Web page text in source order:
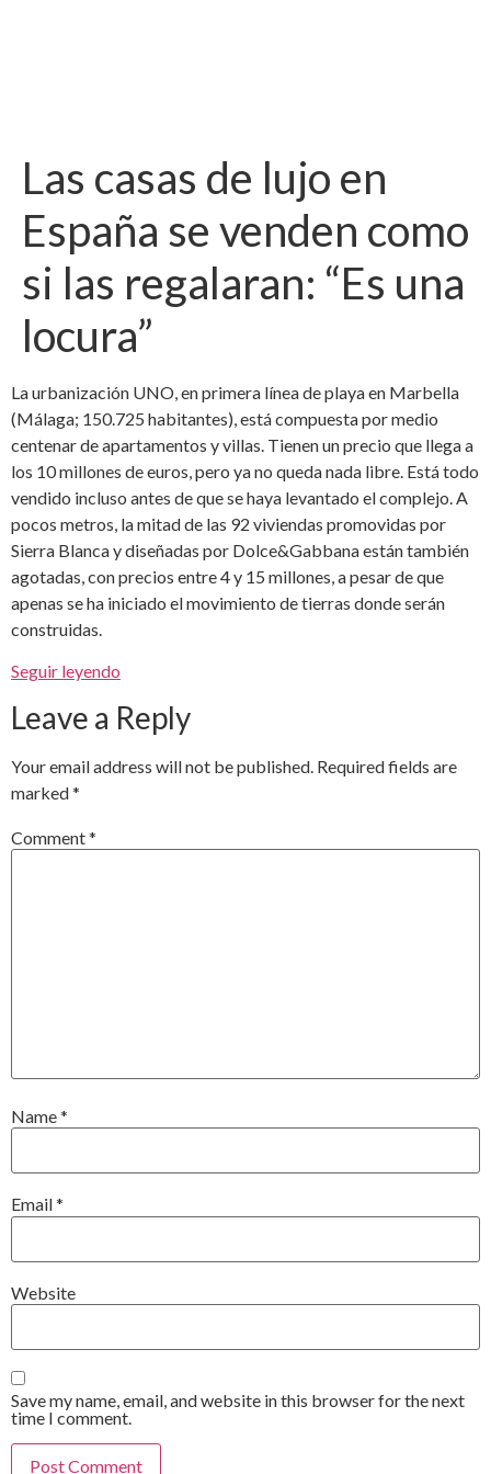
Las casas de lujo en
España se venden como
si las regalaran: “Es una
locura”
La urbanización UNO, en primera línea de playa en Marbella
(Málaga; 150.725 habitantes), está compuesta por medio
centenar de apartamentos y villas. Tienen un precio que llega a
los 10 millones de euros, pero ya no queda nada libre. Está todo
vendido incluso antes de que se haya levantado el complejo. A
pocos metros, la mitad de las 92 viviendas promovidas por
Sierra Blanca y diseñadas por Dolce&Gabbana están también
agotadas, con precios entre 4 y 15 millones, a pesar de que
apenas se ha iniciado el movimiento de tierras donde serán
construidas.
Seguir leyendo
Leave a Reply
Your email address will not be published. Required fields are
marked*
Comment*
Name*
Email*
Website
Save my name, email, and website in this browser for the next
time I comment.